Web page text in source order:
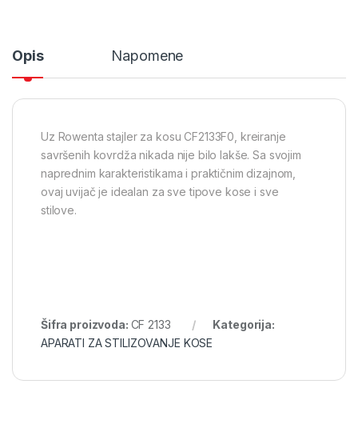
Opis Napomene
Uz Rowenta stajler za kosu CF2133F0, kreiranje
savršenih kovrdža nikada nije bilo lakše. Sa svojim
naprednim karakteristikama i praktičnim dizajnom,
ovaj uvijač je idealan za sve tipove kose i sve
stilove.
Šifra proizvoda: CF 2133
Kategorija:
APARATI ZA STILIZOVANJE KOSE